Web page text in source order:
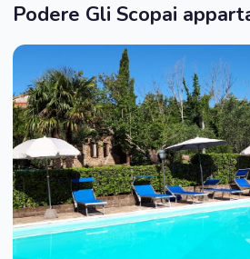
Podere Gli Scopai